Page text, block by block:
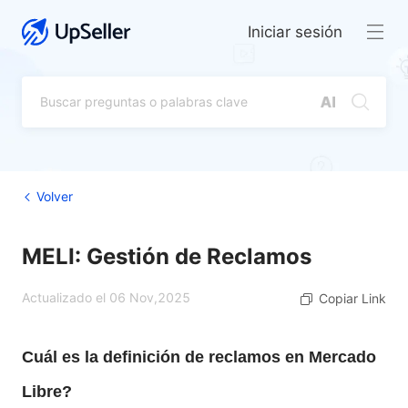
Iniciar sesión
Volver
MELI: Gestión de Reclamos
Actualizado el 06 Nov,2025 Copiar Link
Cuál es la definición de reclamos en Mercado
Libre?